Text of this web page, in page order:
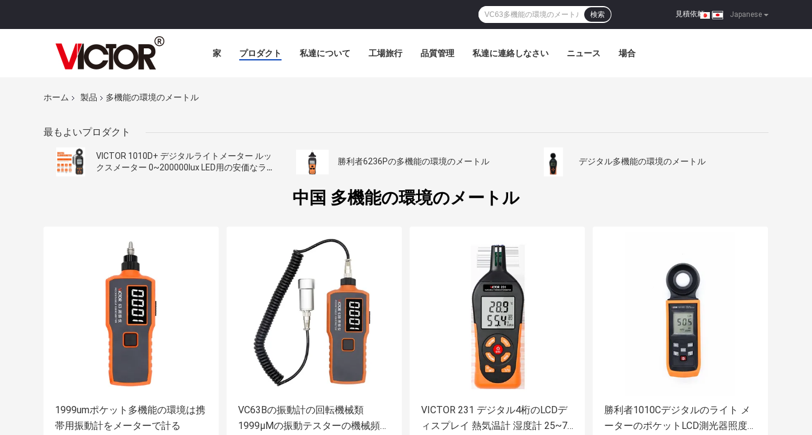
Japanese
見積依頼 |
検索
家 プロダクト 私達について 工場旅行 品質管理 私達に連絡しなさい ニュース 場合
ホーム 製品 多機能の環境のメートル
最もよいプロダクト
VICTOR 1010D+ デジタルライトメーター ルッ
クスメーター 0~200000lux LED用の安価なラ
勝利者6236Pの多機能の環境のメートル デジタル多機能の環境のメートル
中国 多機能の環境のメートル
1999umポケット多機能の環境は携
帯用振動計をメーターで計る
VC63Bの振動計の回転機械類
1999μMの振動テスターの機械頻度
VICTOR 231 デジタル4桁のLCDデ
ィスプレイ 熱気温計 湿度計 25~75
勝利者1010Cデジタルのライト メ
ーターのポケットLCD測光器照度